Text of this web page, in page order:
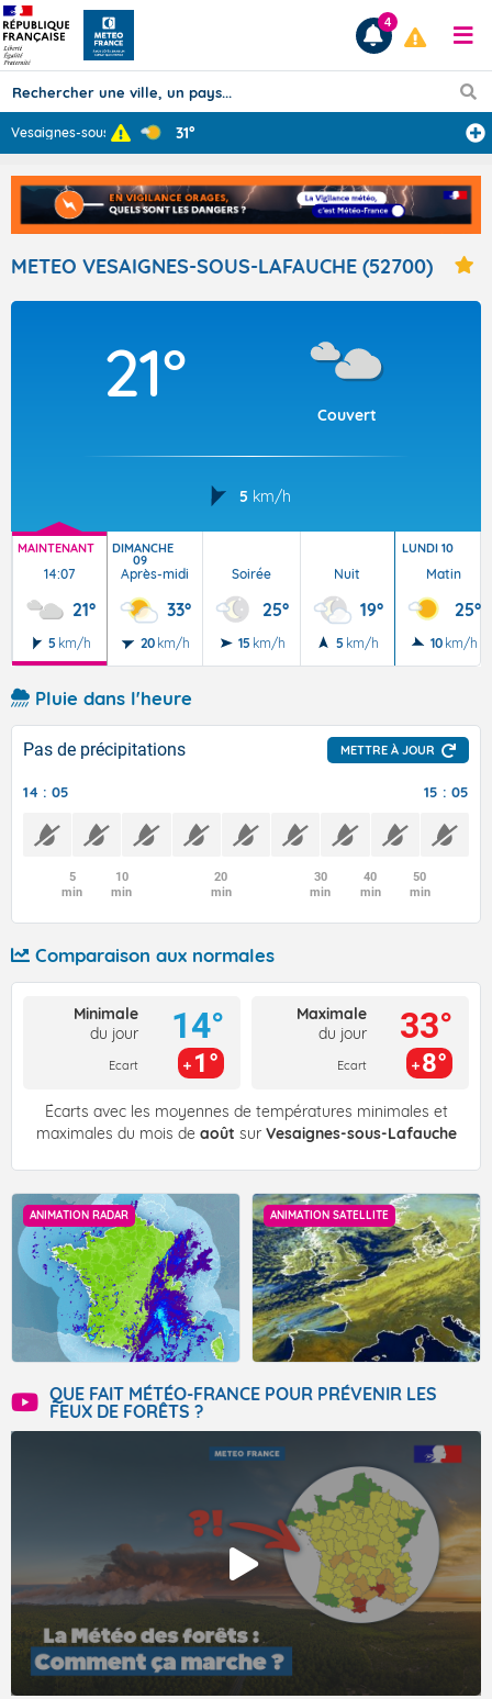
Prévisions
TOUS LES RÉSULTATS
Articles
4
Vesaignes-sous-... 31°
METEO VESAIGNES-SOUS-LAFAUCHE (52700)
21°
Couvert
5 km/h
MAINTENANT
14:07
21°
5 km/h
DIMANCHE
09
Après-midi
33°
20 km/h
Soirée
25°
15 km/h
Nuit
19°
5 km/h
LUNDI 10
Matin
25°
10 km/h
Pluie dans l'heure
Pas de précipitations METTRE À JOUR
14 : 05 15 : 05
5
min
10
min
20
min
30
min
40
min
50
min
Comparaison aux normales
Minimale
du jour
Ecart
14°
1°
Maximale
du jour
Ecart
33°
8°
Écarts avec les moyennes de températures minimales et
maximales du mois de août sur Vesaignes-sous-Lafauche
ANIMATION RADAR ANIMATION SATELLITE
QUE FAIT MÉTÉO-FRANCE POUR PRÉVENIR LES
FEUX DE FORÊTS ?